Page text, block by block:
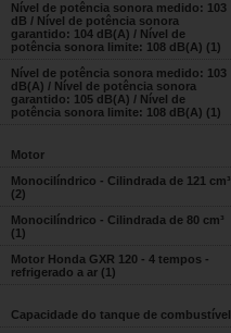
Nível de potência sonora medido: 103
dB / Nível de potência sonora
garantido: 104 dB(A) / Nível de
potência sonora limite: 108 dB(A) (1)
Nível de potência sonora medido: 103
dB(A) / Nível de potência sonora
garantido: 105 dB(A) / Nível de
potência sonora limite: 108 dB(A) (1)
Motor
Monocilíndrico - Cilindrada de 121 cm³
(2)
Monocilíndrico - Cilindrada de 80 cm³
(1)
Motor Honda GXR 120 - 4 tempos -
refrigerado a ar (1)
Capacidade do tanque de combustível